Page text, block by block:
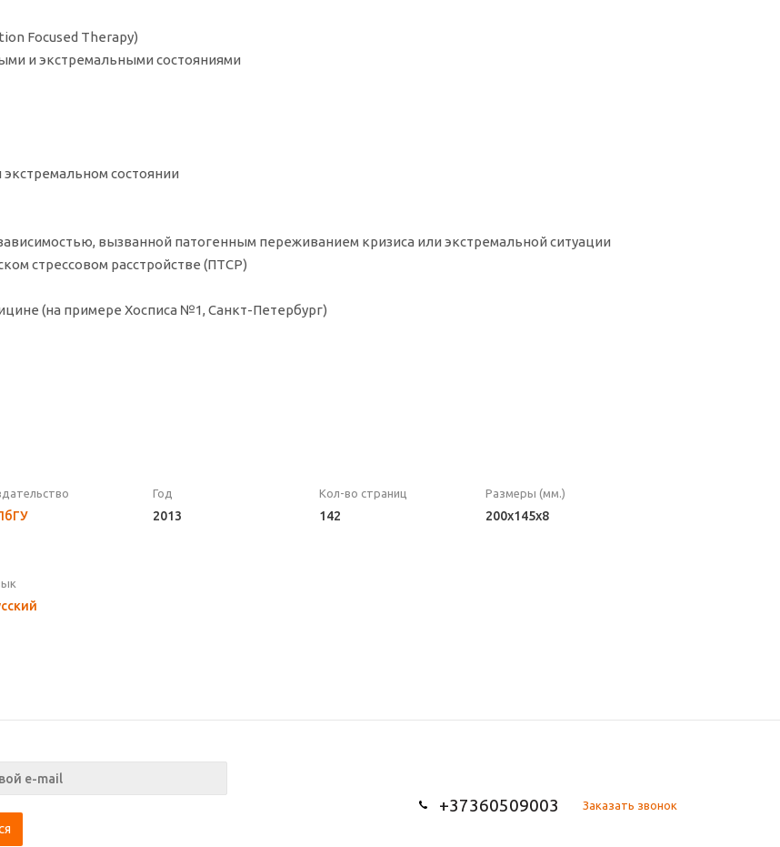
Focused Therapy)
и экстремальными состояниями
состоянии
вызванной патогенным переживанием кризиса или экстремальной ситуации
стрессовом расстройстве (ПТСР)
(на примере Хосписа №1, Санкт-Петербург)
Год
2013
Кол-во страниц
142
Размеры (мм.)
200x145x8
+37360509003 Заказать звонок